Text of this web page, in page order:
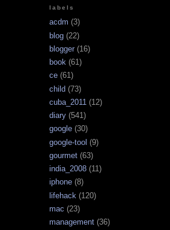
labels
acdm (3)
blog (22)
blogger (16)
book (61)
ce (61)
child (73)
cuba_2011 (12)
diary (541)
google (30)
google-tool (9)
gourmet (63)
india_2008 (11)
iphone (8)
lifehack (120)
mac (23)
management (36)